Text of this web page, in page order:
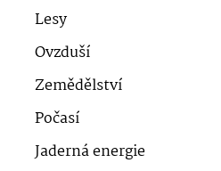
Lesy
Ovzduší
Zemědělství
Počasí
Jaderná energie